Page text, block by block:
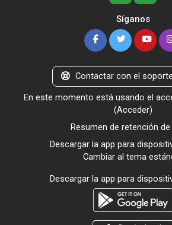
Síganos
Contactar con el
En este momento está usando el
(Acceder)
Resumen de retención
Descargar la app para
Cambiar al tema
Descargar la app para